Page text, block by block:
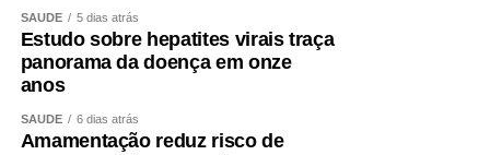
SAÚDE 5 dias atrás
Estudo sobre hepatites virais traça
panorama da doença em onze
anos
SAÚDE 6 dias atrás
Amamentação reduz risco de